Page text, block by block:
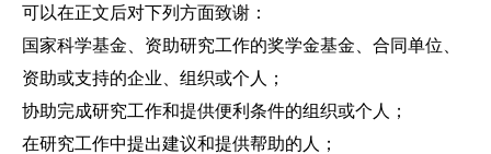
可以在正文后对下列方面致谢：
国家科学基金、资助研究工作的奖学金基金、合同单位、
资助或支持的企业、组织或个人；
协助完成研究工作和提供便利条件的组织或个人；
在研究工作中提出建议和提供帮助的人；